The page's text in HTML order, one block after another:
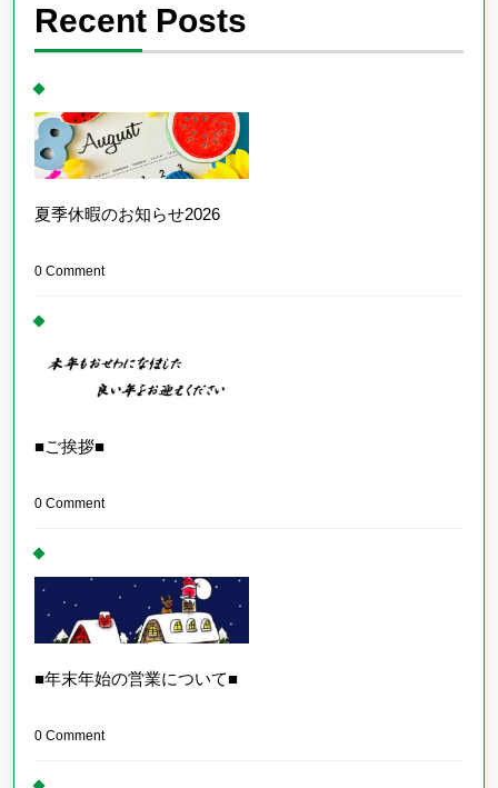
Recent Posts
夏季休暇のお知らせ2026
0 Comment
■ご挨拶■
0 Comment
■年末年始の営業について■
0 Comment